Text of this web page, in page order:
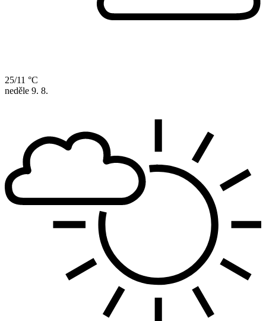
25/11 °C
neděle 9. 8.